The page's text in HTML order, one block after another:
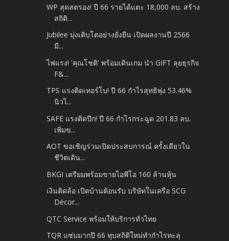
WP สุดสตรอง! ปี 66 รายได้แตะ 18,000 ลบ. สร้าง
สถิติ...
Jubilee มุ่งเติบโตอย่างยั่งยืน เปิดผลงานปี 2566
มี...
ไฟแรง! 'คุณโชติ' พร้อมเดินเกม นำ GIFT ลุยธุรกิจ
F&...
TPS แรงติดเทอร์โบ! ปี 66 กำไรสุทธิพุ่ง 53.46%
นิวไ...
SAFE แรงติดปีก! ปี 66 กำไรกระฉูด 201.83 ลบ.
เพิ่มข...
AOT ขอเชิญร่วมเปิดประสบการณ์ ครั้งเดียวใน
ชีวิตเดิน...
BKGI เตรียมพร้อมขายไอพีโอ 160 ล้านหุ้น
เงินติดล้อ เปิดบ้านต้อนรับ บริษัทในเครือ SCG
Décor...
QTC Service พร้อมให้บริการทั่วไทย
TQR แซ่บมากปี 66 ทุบสถิติใหม่ทำกำไรทะลุ